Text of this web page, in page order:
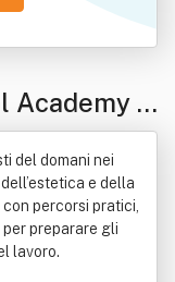
Academy S
del domani nei
e della
percorsi pratici,
preparare gli
lavoro.